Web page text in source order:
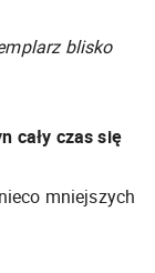
blisko
cały czas się
mniejszych